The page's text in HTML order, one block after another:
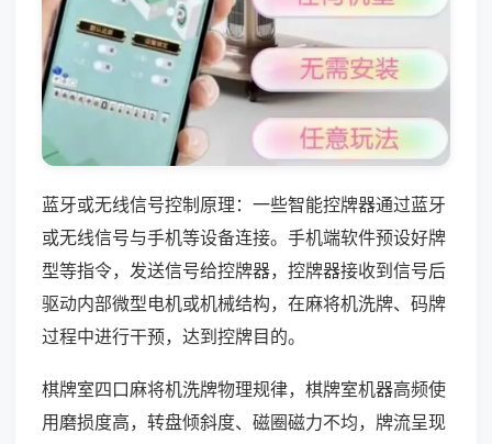
蓝牙或无线信号控制原理：一些智能控牌器通过蓝牙
或无线信号与手机等设备连接。手机端软件预设好牌
型等指令，发送信号给控牌器，控牌器接收到信号后
驱动内部微型电机或机械结构，在麻将机洗牌、码牌
过程中进行干预，达到控牌目的。
棋牌室四口麻将机洗牌物理规律，棋牌室机器高频使
用磨损度高，转盘倾斜度、磁圈磁力不均，牌流呈现